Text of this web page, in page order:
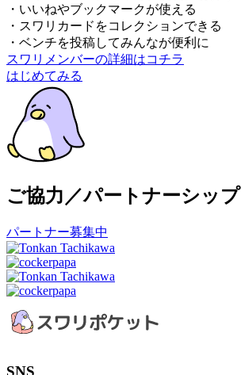
・ いいねやブックマークが使える
・ スワリカードをコレクションできる
・ ベンチを投稿してみんなが便利に
スワリメンバーの詳細はコチラ
はじめてみる
ご協力／パートナーシップ
パートナー募集中